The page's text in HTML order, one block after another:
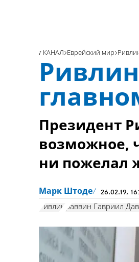
7 КАНАЛ Еврейский мир
Президент
возможное,
ни пожелал
Марк Штоде 26.02.19,
Ривлин раввин Гавриил